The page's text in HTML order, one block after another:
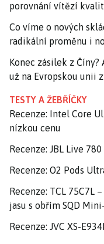
porovnání vítězí
Co víme o nových
radikální proměnu i
Konec zásilek z Číny?
už na Evropskou unii
TESTY A ŽEBŘÍČKY
Recenze: Intel Core
nízkou cenu
Recenze: JBL Live
Recenze: O2 Pods
Recenze: TCL 75C7L
jasu s obřím SQD
Recenze: JVC XS-